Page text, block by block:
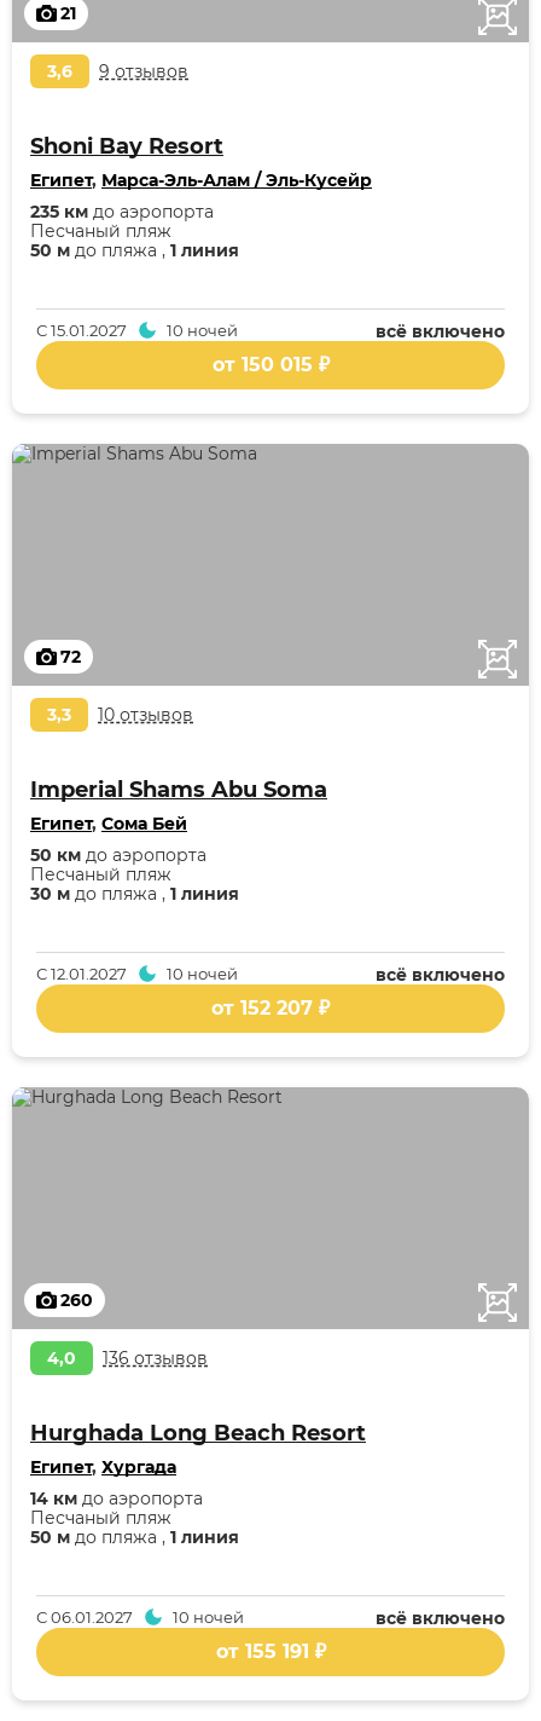
21
3,6 9 отзывов
Shoni Bay Resort
Египет, Марса-Эль-Алам / Эль-Кусейр
50 м до пляжа , 1 линия
Песчаный пляж
235 км до аэропорта
всё включено
С15.01.2027 10 ночей
от 150 015 ₽
72
3,3 10 отзывов
Imperial Shams Abu Soma
Египет, Сома Бей
30 м до пляжа , 1 линия
Песчаный пляж
50 км до аэропорта
всё включено
С12.01.2027 10 ночей
от 152 207 ₽
260
4,0 136 отзывов
Hurghada Long Beach Resort
Египет, Хургада
50 м до пляжа , 1 линия
Песчаный пляж
14 км до аэропорта
всё включено
С06.01.2027 10 ночей
от 155 191 ₽